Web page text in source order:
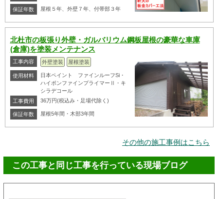
保証年数 屋根５年、外壁７年、付帯部３年
北杜市の板張り外壁・ガルバリウム鋼板屋根の豪華な車庫
(倉庫)を塗装メンテナンス
工事内容 外壁塗装 屋根塗装
使用材料
日本ペイント ファインルーフSi・
ハイポンファインプライマーⅡ・キ
シラデコール
工事費用
36万円(税込み・足場代除く)
保証年数 屋根5年間・木部3年間
その他の施工事例はこちら
この工事と同じ工事を行っている現場ブログ